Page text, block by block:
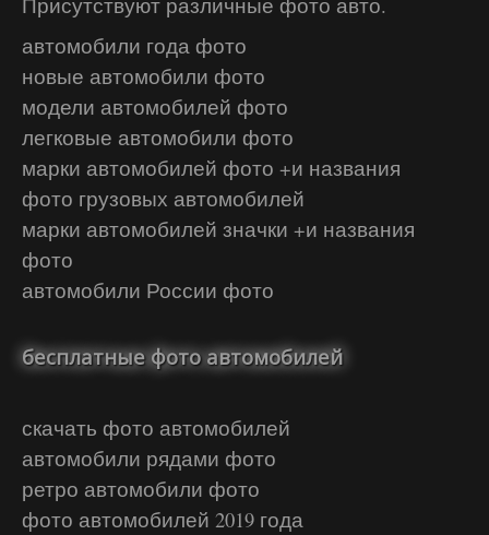
автомобили года фото
новые автомобили фото
модели автомобилей фото
легковые автомобили фото
марки автомобилей фото +и названия
фото грузовых автомобилей
марки автомобилей значки +и названия
фото
автомобили России фото
бесплатные фото автомобилей
скачать фото автомобилей
автомобили рядами фото
ретро автомобили фото
фото автомобилей 2019 года